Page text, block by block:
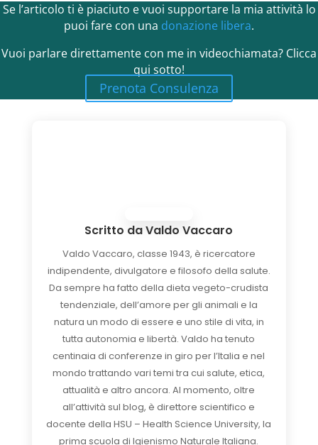
Se l’articolo ti è piaciuto e vuoi supportare la mia attività lo
puoi fare con una donazione libera.
Vuoi parlare direttamente con me in videochiamata? Clicca
qui sotto!
Prenota Consulenza
Scritto daValdo Vaccaro
Valdo Vaccaro, classe 1943, è ricercatore
indipendente, divulgatore e filosofo della salute.
Da sempre ha fatto della dieta vegeto-crudista
tendenziale, dell’amore per gli animali e la
natura un modo di essere e uno stile di vita, in
tutta autonomia e libertà. Valdo ha tenuto
centinaia di conferenze in giro per l’Italia e nel
mondo trattando vari temi tra cui salute, etica,
attualità e altro ancora. Al momento, oltre
all’attività sul blog, è direttore scientifico e
docente della HSU – Health Science University, la
prima scuola di Igienismo Naturale Italiana.